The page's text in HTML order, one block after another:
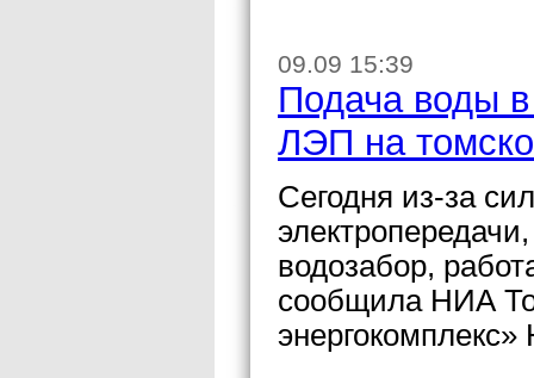
09.09 15:39
Подача воды
ЛЭП на
Сегодня из-за
водозабор,
сообщила НИА